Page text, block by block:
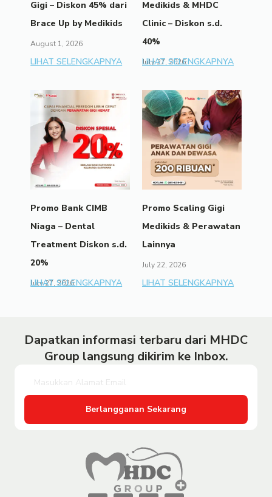
Gigi – Diskon 45% dari
Brace Up by Medikids
August 1, 2026
LIHAT SELENGKAPNYA
Medikids & MHDC
Clinic – Diskon s.d.
40%
July 27, 2026
LIHAT SELENGKAPNYA
Promo Bank CIMB
Niaga – Dental
Treatment Diskon s.d.
20%
July 27, 2026
LIHAT SELENGKAPNYA
Promo Scaling Gigi
Medikids & Perawatan
Lainnya
July 22, 2026
LIHAT SELENGKAPNYA
Dapatkan informasi terbaru dari MHDC
Group langsung dikirim ke Inbox.
Berlangganan Sekarang